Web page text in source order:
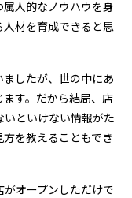
人的なノウハウを身
材を育成できると思
したが、世の中にあ
す。だから結局、店
といけない情報がた
を教えることもでき
オープンしただけで